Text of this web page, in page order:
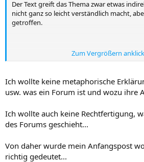
beispielsweise das [hier])
Der Text greift das Thema zwar etwas
nicht ganz so leicht verständlich macht,
getroffen.
@Horst: Schreib aber trotzdem weiterhin
Zum Vergrößern
Ich wollte keine metaphorische
usw. was ein Forum ist und wozu ihre
Ich wollte auch keine Rechtfertigung,
des Forums geschieht...
Von daher wurde mein Anfangspost
richtig gedeutet...